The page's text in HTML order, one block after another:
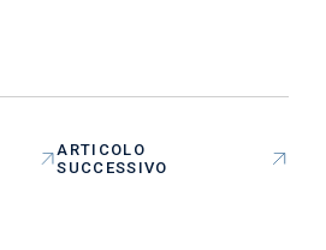
ARTICOLO
SUCCESSIVO